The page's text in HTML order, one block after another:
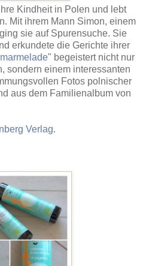
Kindheit in Polen und lebt
Mit ihrem Mann Simon, einem
sie auf Spurensuche. Sie
erkundete die Gerichte ihrer
" begeistert nicht nur
sondern einem interessanten
Fotos polnischer
aus dem Familienalbum von
Verlag.